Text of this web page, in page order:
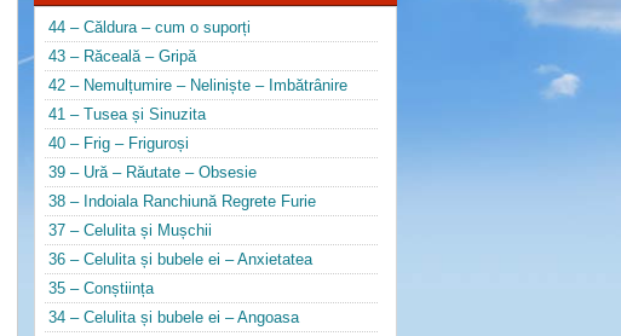
44 – Căldura – cum o suporți
43 – Răceală – Gripă
42 – Nemulțumire – Neliniște – Imbătrânire
41 – Tusea și Sinuzita
40 – Frig – Friguroși
39 – Ură – Răutate – Obsesie
38 – Indoiala Ranchiună Regrete Furie
37 – Celulita și Mușchii
36 – Celulita și bubele ei – Anxietatea
35 – Conștiința
34 – Celulita și bubele ei – Angoasa